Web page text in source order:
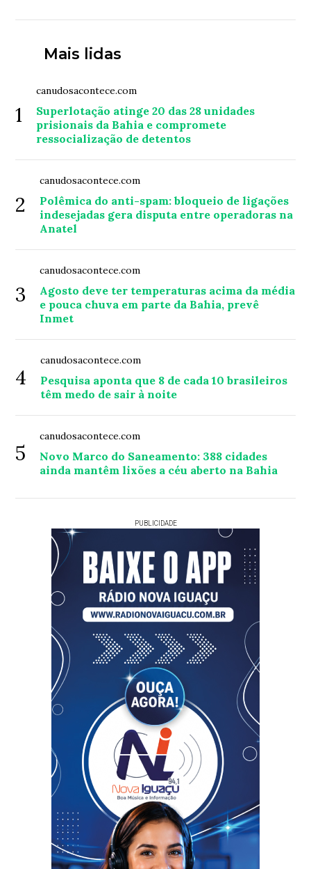
Mais lidas
1
canudosacontece.com
Superlotação atinge 20 das 28 unidades
prisionais da Bahia e compromete
ressocialização de detentos
2
canudosacontece.com
Polêmica do anti-spam: bloqueio de ligações
indesejadas gera disputa entre operadoras na
Anatel
3
canudosacontece.com
Agosto deve ter temperaturas acima da média
e pouca chuva em parte da Bahia, prevê
Inmet
4
canudosacontece.com
Pesquisa aponta que 8 de cada 10 brasileiros
têm medo de sair à noite
5
canudosacontece.com
Novo Marco do Saneamento: 388 cidades
ainda mantêm lixões a céu aberto na Bahia
PUBLICIDADE